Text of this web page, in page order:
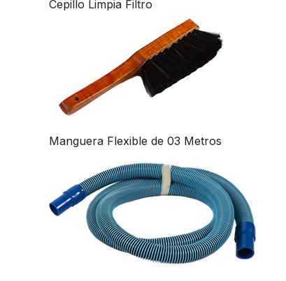
Cepillo Limpia Filtro
Manguera Flexible de 03 Metros